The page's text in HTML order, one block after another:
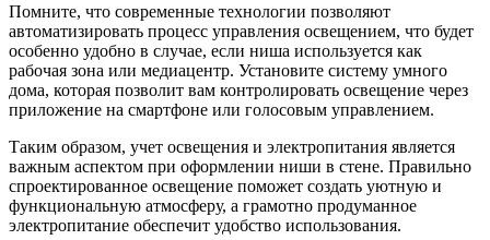
Помните, что современные технологии позволяют
автоматизировать процесс управления освещением, что будет
особенно удобно в случае, если ниша используется как
рабочая зона или медиацентр. Установите систему умного
дома, которая позволит вам контролировать освещение через
приложение на смартфоне или голосовым управлением.
Таким образом, учет освещения и электропитания является
важным аспектом при оформлении ниши в стене. Правильно
спроектированное освещение поможет создать уютную и
функциональную атмосферу, а грамотно продуманное
электропитание обеспечит удобство использования.